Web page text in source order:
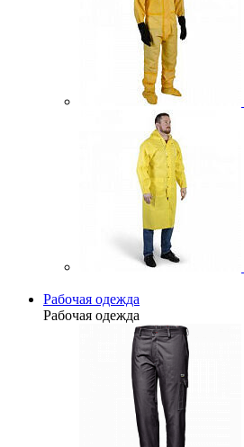
Рабочая одежда
Рабочая одежда